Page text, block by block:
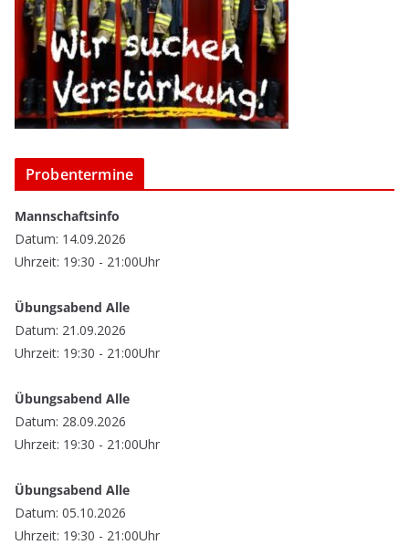
Probentermine
Mannschaftsinfo
Datum: 14.09.2026
Uhrzeit: 19:30 - 21:00Uhr
Übungsabend Alle
Datum: 21.09.2026
Uhrzeit: 19:30 - 21:00Uhr
Übungsabend Alle
Datum: 28.09.2026
Uhrzeit: 19:30 - 21:00Uhr
Übungsabend Alle
Datum: 05.10.2026
Uhrzeit: 19:30 - 21:00Uhr